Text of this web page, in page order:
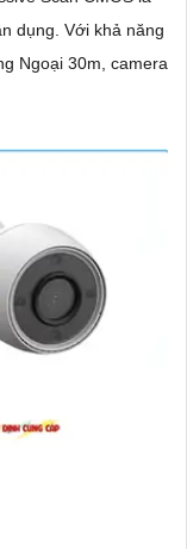
năng
Ngoại 30m, camera